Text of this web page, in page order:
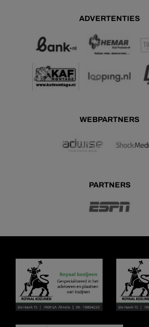
ADVERTENTIES
WEBPARTNERS
PARTNERS